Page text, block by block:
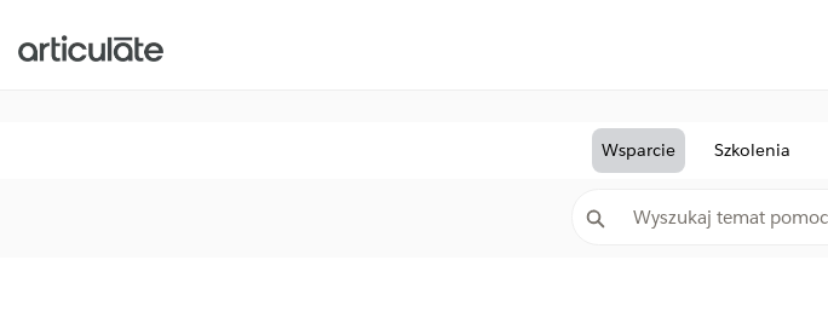
Wsparcie Szkolenia